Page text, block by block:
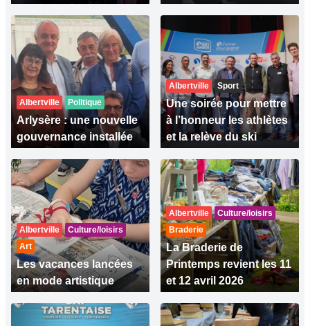
Albertville Politique
Arlysère : une nouvelle
gouvernance installée
Albertville Sport
Une soirée pour mettre
à l’honneur les athlètes
et la relève du ski
Albertville
Culture/loisirs
Art
Les vacances lancées
en mode artistique
Albertville
Culture/loisirs
Braderie
La Braderie de
Printemps revient les 11
et 12 avril 2026